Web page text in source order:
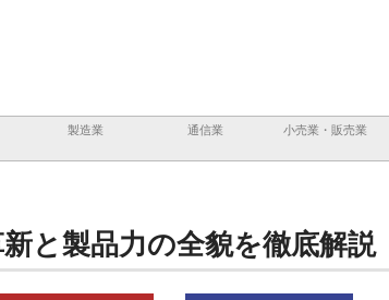
製造業 通信業 小売業・販売業
と製品力の全貌を徹底解説